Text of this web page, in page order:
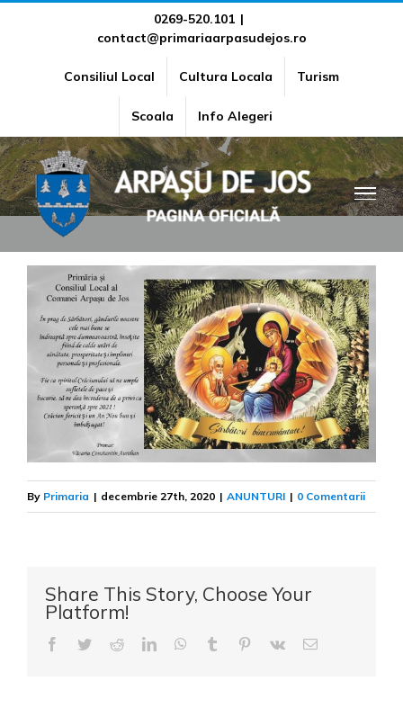
0269-520.101 |
contact@primariaarpasudejos.ro
Consiliul Local Cultura Locala Turism
Scoala Info Alegeri
SARBATORI FERICITE !
By Primaria | decembrie 27th, 2020 | ANUNTURI | 0 Comentarii
Share This Story, Choose Your
Platform!
Facebook
TwitterRedditLinkedInWhatsApp
Tumblr Pinterest
Vk
E-